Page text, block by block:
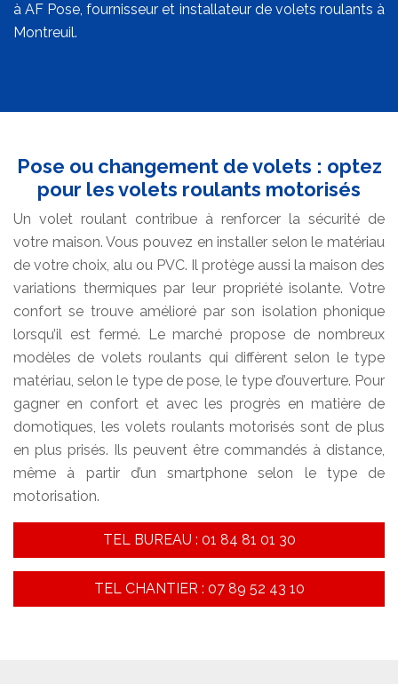
à AF Pose, fournisseur et installateur de volets roulants à
Montreuil.
Pose ou changement de volets : optez
pour les volets roulants motorisés
Un volet roulant contribue à renforcer la sécurité de
votre maison. Vous pouvez en installer selon le matériau
de votre choix, alu ou PVC. Il protège aussi la maison des
variations thermiques par leur propriété isolante. Votre
confort se trouve amélioré par son isolation phonique
lorsqu’il est fermé. Le marché propose de nombreux
modèles de volets roulants qui diffèrent selon le type
matériau, selon le type de pose, le type d’ouverture. Pour
gagner en confort et avec les progrès en matière de
domotiques, les volets roulants motorisés sont de plus
en plus prisés. Ils peuvent être commandés à distance,
même à partir d’un smartphone selon le type de
motorisation.
TEL BUREAU : 01 84 81 01 30
TEL CHANTIER : 07 89 52 43 10